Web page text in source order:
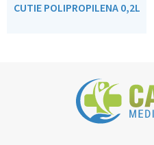
CUTIE POLIPROPILENA 0,2L